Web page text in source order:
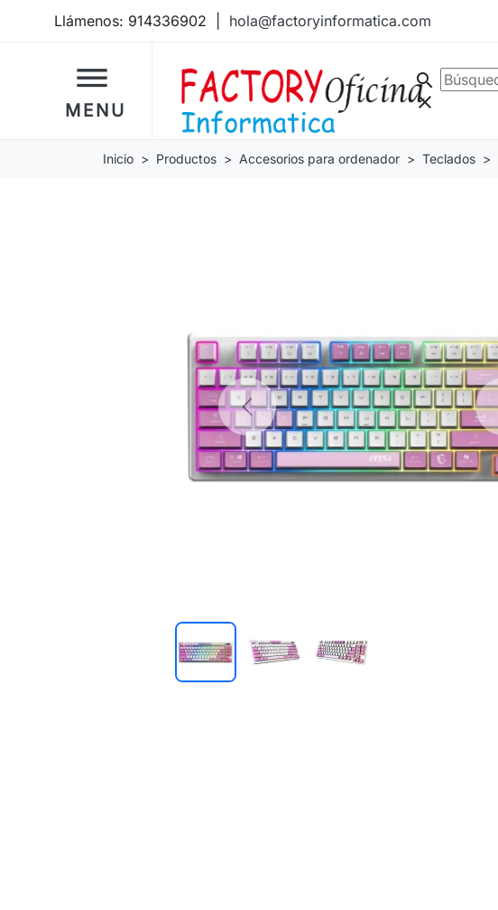
Llámenos: 914336902 hola@factoryinformatica.com
dehaze
MENU
search
clear
Inicio Productos Accesorios para ordenador Teclados
Previous